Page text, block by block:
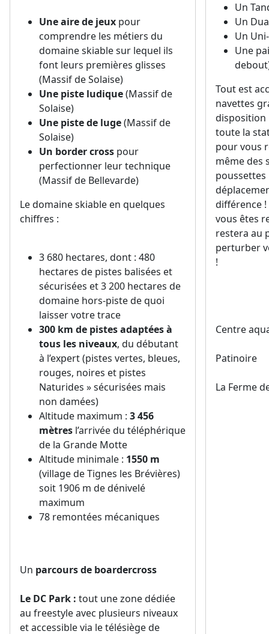
Une aire de jeux pour
comprendre les métiers du
domaine skiable sur lequel ils
font leurs premières glisses
(Massif de Solaise)
Une piste ludique(Massif de
Solaise)
Une piste de luge(Massif de
Solaise)
Un border cross pour
perfectionner leur technique
(Massif de Bellevarde)
Le domaine skiable en quelques
chiffres :
3 680 hectares, dont : 480
hectares de pistes balisées et
sécurisées et 3 200 hectares de
domaine hors-piste de quoi
laisser votre trace
300 km de pistes adaptées à
tous les niveaux, du débutant
à l’expert (pistes vertes, bleues,
rouges, noires et pistes
Naturides » sécurisées mais
non damées)
Altitude maximum : 3 456
mètres l’arrivée du téléphérique
de la Grande Motte
Altitude minimale : 1550 m
(village de Tignes les Brévières)
soit 1906 m de dénivelé
maximum
78 remontées mécaniques
Un parcours de boardercross
Le DC Park : tout une zone dédiée
au freestyle avec plusieurs niveaux
et accessible via le télésiège de
Un
Un
Un
Une
Tout est
navettes
disposition
toute la
pour vous
même des
différence
vous êtes
restera au
perturber
!
Centre
Patinoire
La Ferme